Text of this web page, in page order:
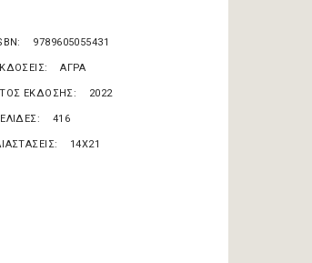
9789605055431
ΑΓΡΑ
ΕΚΔΟΣΗΣ 2022
416
14X21